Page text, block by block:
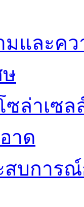
มและค
ซล่าเซ
าด
สบการ